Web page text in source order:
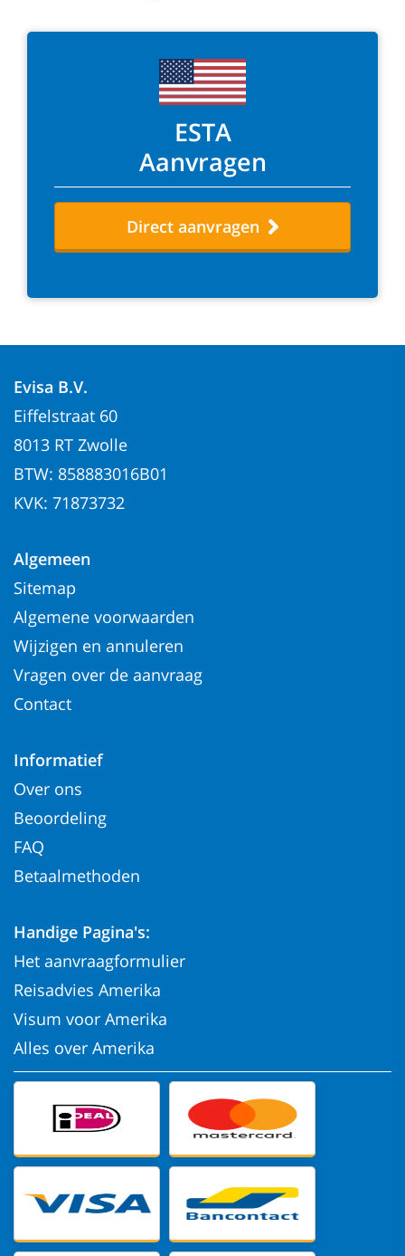
ESTA
Aanvragen
Direct aanvragen
Evisa B.V.
Eiffelstraat 60
8013 RT Zwolle
BTW: 858883016B01
KVK: 71873732
Algemeen
Sitemap
Algemene voorwaarden
Wijzigen en annuleren
Vragen over de aanvraag
Contact
Informatief
Over ons
Beoordeling
FAQ
Betaalmethoden
Handige Pagina's:
Het aanvraagformulier
Reisadvies Amerika
Visum voor Amerika
Alles over Amerika